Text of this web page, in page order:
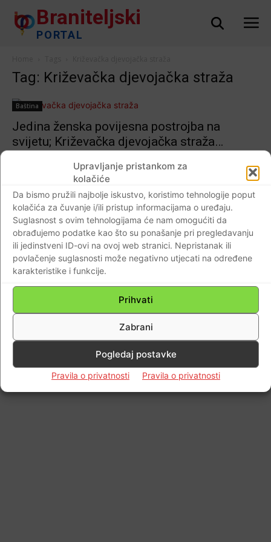
Upravljanje pristankom za
kolačiće
Da bismo pružili najbolje iskustvo, koristimo tehnologije poput
kolačića za čuvanje i/ili pristup informacijama o uređaju.
Suglasnost s ovim tehnologijama će nam omogućiti da
obrađujemo podatke kao što su ponašanje pri pregledavanju
ili jedinstveni ID-ovi na ovoj web stranici. Nepristanak ili
povlačenje suglasnosti može negativno utjecati na određene
karakteristike i funkcije.
Prihvati
Zabrani
Pogledaj postavke
Pravila o privatnosti Pravila o privatnosti
Braniteljski
PORTAL
Tag: Križevačka djevojačka straža
Baština
Jedina ženska povijesna postrojba na
svijetu; Križevačka djevojačka straža…
Impressum Kontaktirajte nas Pravila o privatnosti
© Newspaper WordPress Theme by TagDiv